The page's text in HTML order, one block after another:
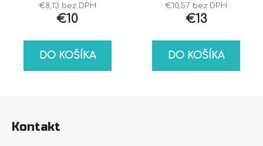
€8,13 bez DPH
€10
DO KOŠÍKA
detailingový štetec
na trhu!
€10,57 bez DPH
€13
DO KOŠÍKA
Kontakt